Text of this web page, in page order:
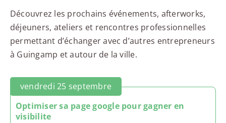
Découvrez les prochains événements, afterworks,
déjeuners, ateliers et rencontres professionnelles
permettant d’échanger avec d’autres entrepreneurs
à Guingamp et autour de la ville.
vendredi 25 septembre
Optimiser sa page google pour gagner en
visibilite